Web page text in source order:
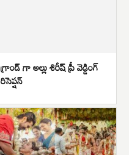
గ్రాండ్ గా అల్లు శిరీష్ ప్రీ వెడ్డింగ్
రిసెప్షన్